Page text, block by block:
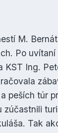
M.
Po uvítaní
KST Ing.
peších túr
zúčastnili
Tak